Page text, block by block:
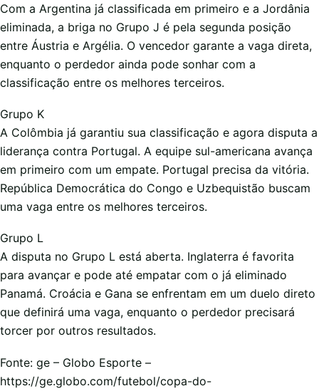
Com a Argentina já classificada em primeiro e a Jordânia
eliminada, a briga no Grupo J é pela segunda posição
entre Áustria e Argélia. O vencedor garante a vaga direta,
enquanto o perdedor ainda pode sonhar com a
classificação entre os melhores terceiros.
Grupo K
A Colômbia já garantiu sua classificação e agora disputa a
liderança contra Portugal. A equipe sul-americana avança
em primeiro com um empate. Portugal precisa da vitória.
República Democrática do Congo e Uzbequistão buscam
uma vaga entre os melhores terceiros.
Grupo L
A disputa no Grupo L está aberta. Inglaterra é favorita
para avançar e pode até empatar com o já eliminado
Panamá. Croácia e Gana se enfrentam em um duelo direto
que definirá uma vaga, enquanto o perdedor precisará
torcer por outros resultados.
Fonte: ge – Globo Esporte –
https://ge.globo.com/futebol/copa-do-